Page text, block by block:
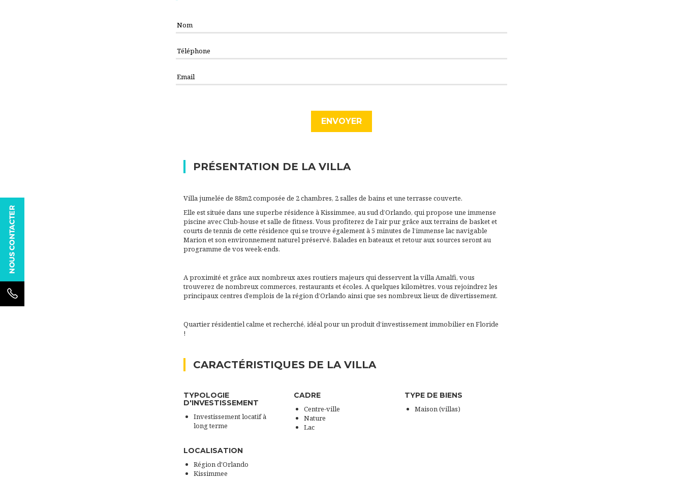
PRÉSENTATION DE LA VILLA
Villa jumelée de 88m2 composée de 2 chambres, 2 salles de bains et une terrasse couverte.
Elle est située dans une superbe résidence à Kissimmee, au sud d’Orlando, qui propose une immense
piscine avec Club-house et salle de fitness. Vous profiterez de l’air pur grâce aux terrains de basket et
courts de tennis de cette résidence qui se trouve également à 5 minutes de l’immense lac navigable
Marion et son environnement naturel préservé. Balades en bateaux et retour aux sources seront au
programme de vos week-ends.
A proximité et grâce aux nombreux axes routiers majeurs qui desservent la villa Amalfi, vous
trouverez de nombreux commerces, restaurants et écoles. A quelques kilomètres, vous rejoindrez les
principaux centres d’emplois de la région d’Orlando ainsi que ses nombreux lieux de divertissement.
Quartier résidentiel calme et recherché, idéal pour un produit d’investissement immobilier en Floride
!
CARACTÉRISTIQUES DE LA VILLA
TYPOLOGIE
D'INVESTISSEMENT
Investissement locatif à
long terme
CADRE
Centre-ville
Nature
Lac
TYPE DE BIENS
Maison (villas)
LOCALISATION
Région d'Orlando
Kissimmee